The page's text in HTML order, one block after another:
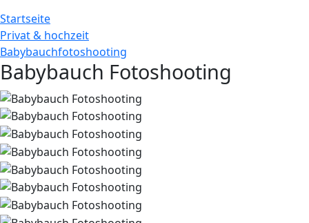
Startseite
Privat & hochzeit
Babybauchfotoshooting
Babybauch Fotoshooting